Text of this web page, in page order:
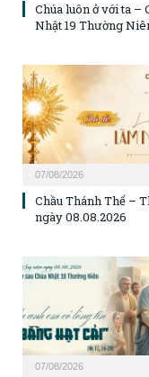
Chúa luôn ở với ta –
Nhật 19 Thường
07/08/2026
Chầu Thánh Thể –
ngày 08.08.2026
07/08/2026